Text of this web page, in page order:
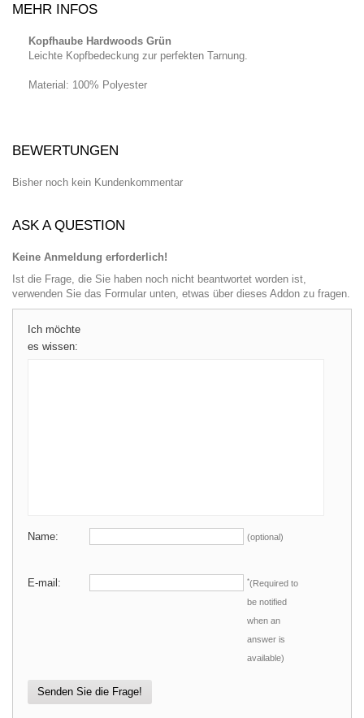
MEHR INFOS
Kopfhaube Hardwoods Grün
Leichte Kopfbedeckung zur perfekten Tarnung.
Material: 100% Polyester
BEWERTUNGEN
Bisher noch kein Kundenkommentar
ASK A QUESTION
Keine Anmeldung erforderlich!
Ist die Frage, die Sie haben noch nicht beantwortet worden ist,
verwenden Sie das Formular unten, etwas über dieses Addon zu fragen.
Ich möchte
es wissen:
Name: (optional)
E-mail: *(Required to
be notified
when an
answer is
available)
Senden Sie die Frage!